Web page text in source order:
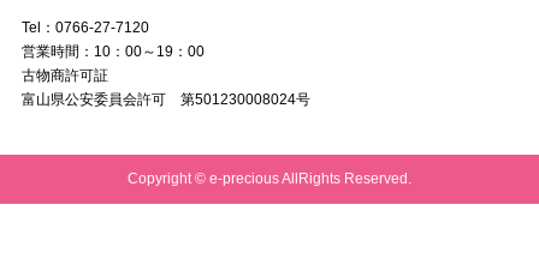
Tel：0766-27-7120
営業時間：10：00～19：00
古物商許可証
富山県公安委員会許可 第501230008024号
Copyright © e-precious AllRights Reserved.